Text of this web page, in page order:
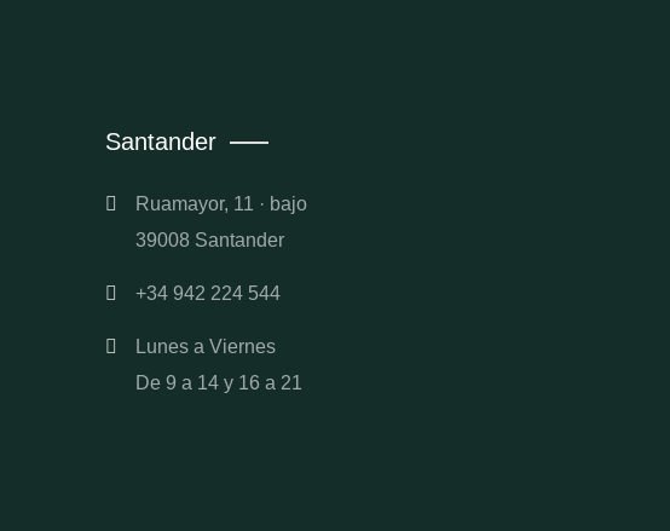
Santander
Ruamayor, 11 · bajo
39008 Santander
+34 942 224 544
Lunes a Viernes
De 9 a 14 y 16 a 21